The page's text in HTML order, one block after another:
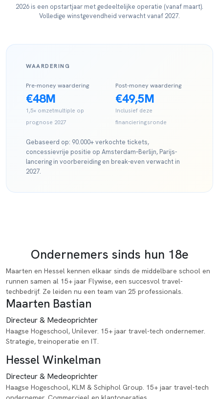
2026 is een opstartjaar met gedeeltelijke operatie (vanaf maart).
Volledige winstgevendheid verwacht vanaf 2027.
WAARDERING
Pre-money waardering
€48M
1,5× omzetmultiple op
prognose 2027
Post-money waardering
€49,5M
Inclusief deze
financieringsronde
Gebaseerd op: 90.000+ verkochte tickets,
concessievrije positie op Amsterdam–Berlijn, Parijs-
lancering in voorbereiding en break-even verwacht in
2027.
Ondernemers sinds hun 18e
Maarten en Hessel kennen elkaar sinds de middelbare school en
runnen samen al 15+ jaar Flywise, een succesvol travel-
techbedrijf. Ze leiden nu een team van 25 professionals.
Maarten Bastian
Directeur & Medeoprichter
Haagse Hogeschool, Unilever. 15+ jaar travel-tech ondernemer.
Strategie, treinoperatie en IT.
Hessel Winkelman
Directeur & Medeoprichter
Haagse Hogeschool, KLM & Schiphol Group. 15+ jaar travel-tech